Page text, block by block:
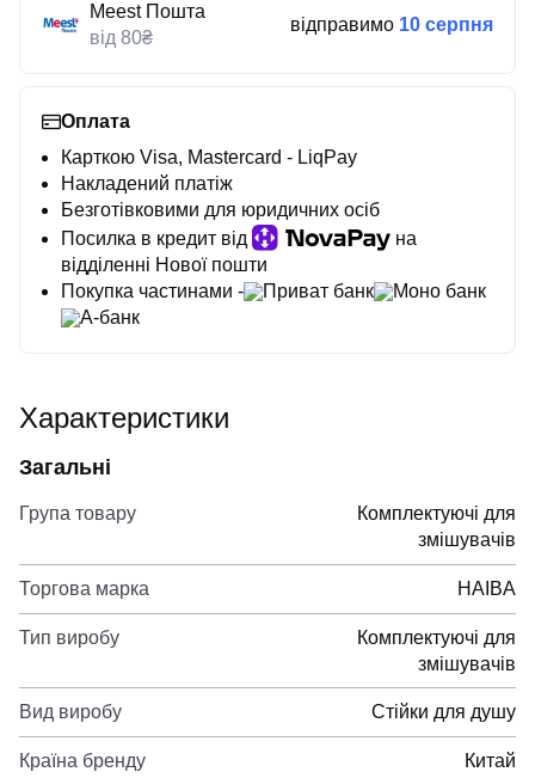
Meest Пошта
від 80₴
відправимо 10 серпня
Оплата
Карткою Visa, Mastercard - LiqPay
Накладений платіж
Безготівковими для юридичних осіб
Посилка в кредит від
на
відділенні Нової пошти
Покупка частинами -
Приват банк
Моно банк
А-банк
Характеристики
Загальні
Група товару
Комплектуючі для
змішувачів
Торгова марка HAIBA
Тип виробу
Комплектуючі для
змішувачів
Вид виробу Стійки для душу
Країна бренду Китай